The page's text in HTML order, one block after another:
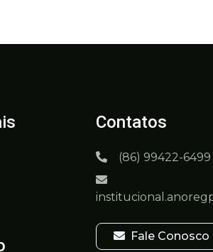
Contatos
(86) 99422-6499
Fale Conosco